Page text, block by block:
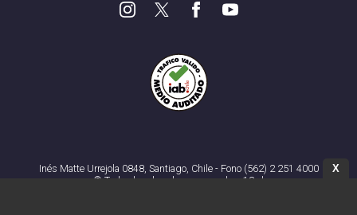
Inés Matte Urrejola 0848, Santiago, Chile - Fono (562) 2 251 4000
© Todos los derechos reservados. 13.cl
X